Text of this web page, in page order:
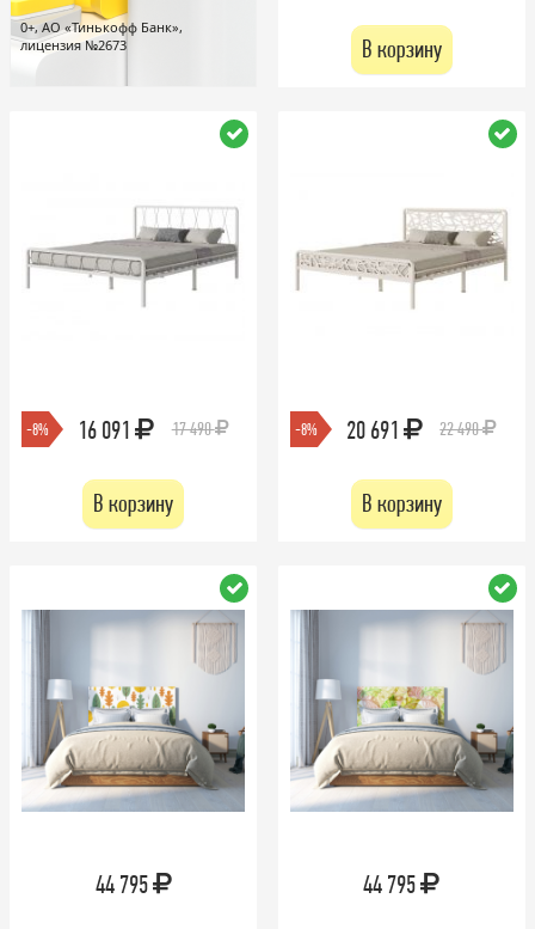
0+, АО «Тинькофф Банк»,
лицензия №2673
В корзину
-8% 16 091 17 490
В корзину
-8% 20 691 22 490
В корзину
44 795 44 795